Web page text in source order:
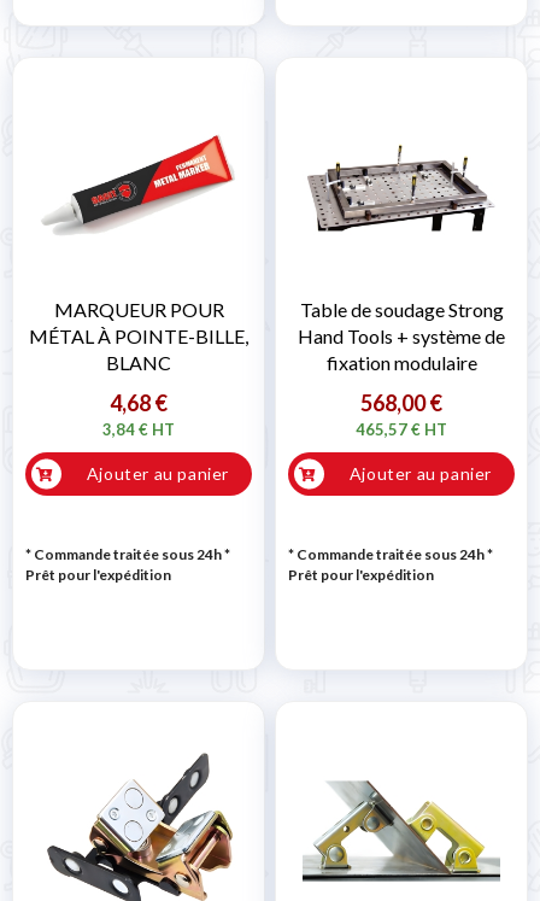
MARQUEUR POUR
MÉTAL À POINTE-BILLE,
BLANC
4,68 €
3,84 € HT
Ajouter au panier
* Commande traitée sous 24h*
Prêt pour l'expédition
Table de soudage Strong
Hand Tools + système de
fixation modulaire
568,00 €
465,57 € HT
Ajouter au panier
* Commande traitée sous 24h*
Prêt pour l'expédition